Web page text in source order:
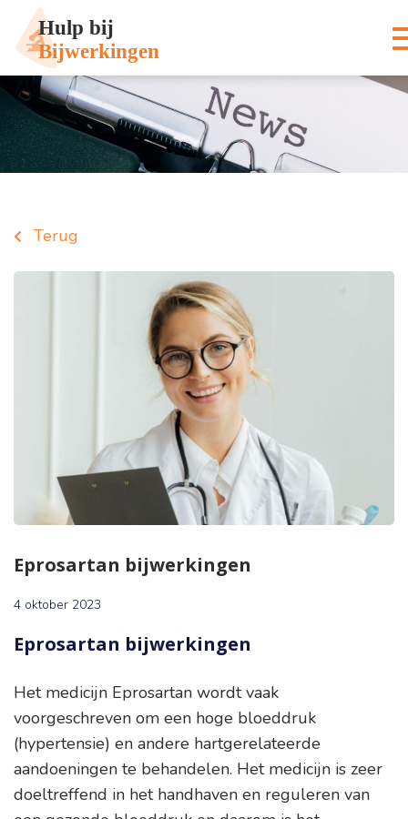
Terug
Eprosartan bijwerkingen
4 oktober 2023
Eprosartan bijwerkingen
Het medicijn Eprosartan wordt vaak
voorgeschreven om een hoge bloeddruk
(hypertensie) en andere hartgerelateerde
aandoeningen te behandelen. Het medicijn is zeer
doeltreffend in het handhaven en reguleren van